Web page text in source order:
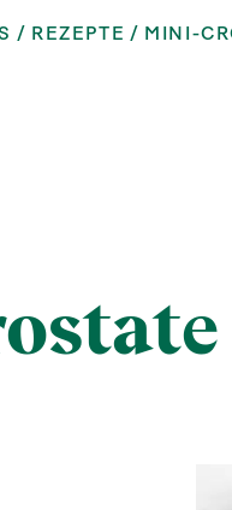
REZEPTE MINI-